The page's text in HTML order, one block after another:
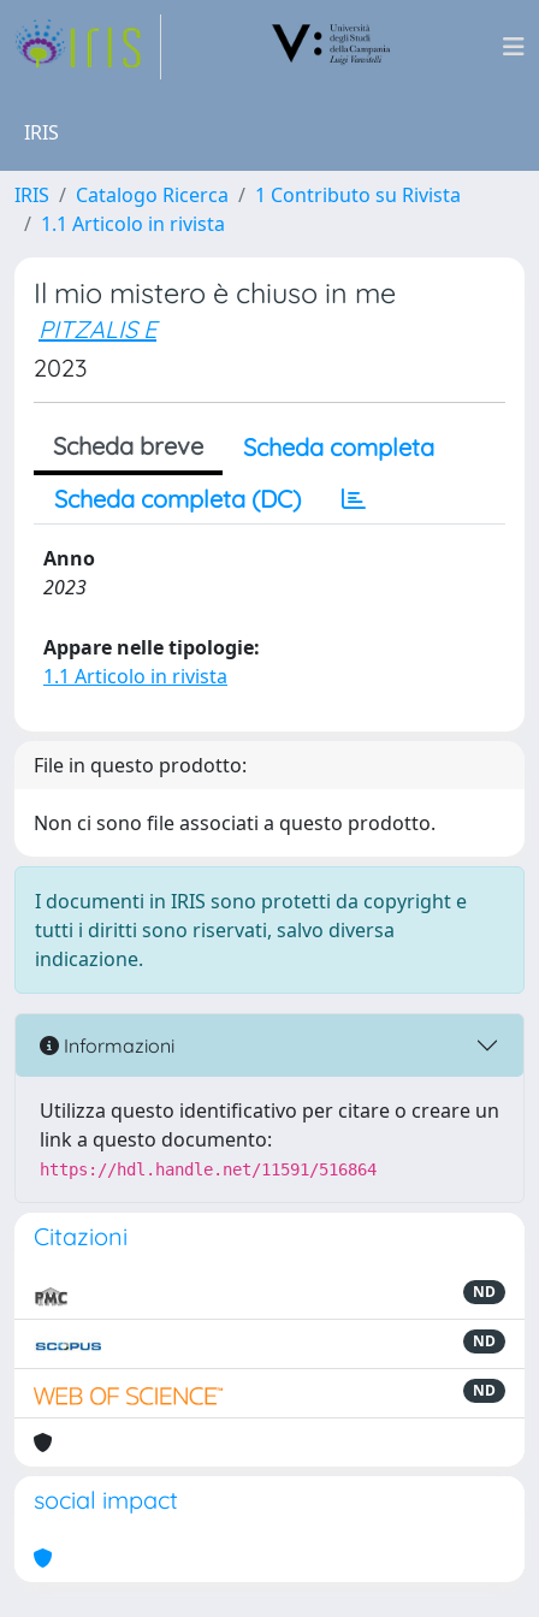
IRIS
IRIS Catalogo Ricerca
1 Contributo su Rivista
1.1 Articolo in rivista
Il mio mistero è chiuso in me
PITZALIS E
2023
Scheda breve
Scheda completa
Scheda completa (DC)
Anno
2023
Appare nelle tipologie:
1.1 Articolo in rivista
File in questo prodotto:
Non ci sono file associati a questo prodotto.
I documenti in IRIS sono protetti da copyright e
tutti i diritti sono riservati, salvo diversa
indicazione.
Informazioni
Utilizza questo identificativo per citare o creare un
link a questo documento:
https://hdl.handle.net/11591/516864
Citazioni
ND
ND
ND
social impact